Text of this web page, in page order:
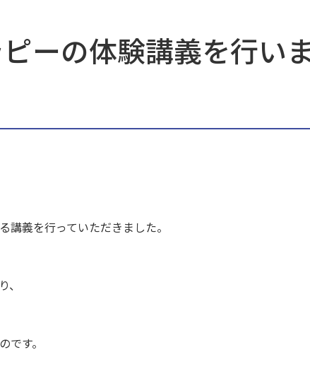
ピーの体験講義を行い
講義を行っていただきました。
です。